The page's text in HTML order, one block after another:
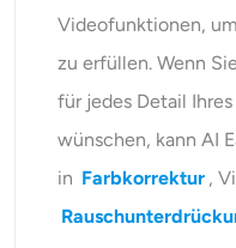
Videofunktionen,
zu erfüllen. Wenn
für jedes Detail
wünschen, kann AI
in Farbkorrektur ,